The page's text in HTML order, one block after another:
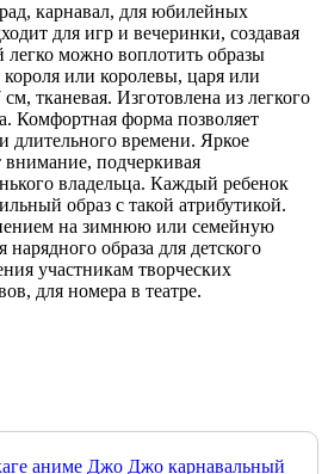
карнавал, для юбилейных
для игр и вечеринки, создавая
легко можно воплотить образы
или королевы, царя или
тканевая. Изготовлена из легкого
Комфортная форма позволяет
длительного времени. Яркое
подчеркивая
владельца. Каждый ребенок
образ с такой атрибутикой.
на зимнюю или семейную
образа для детского
участникам творческих
для номера в театре.